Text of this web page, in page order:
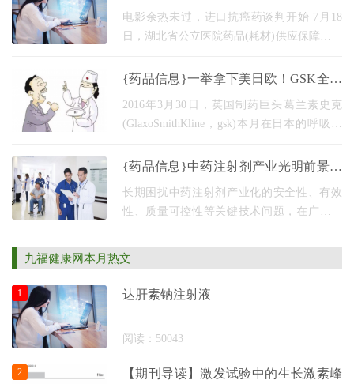
电影余热未过，进口抗癌药谈判开始 7月18
日，湖北省公立医院药品(耗材)供应保障综合
室关于印发2018年武汉市医疗机构部分进口
{药品信息}一举拿下美日欧！GSK全球
首个抗IL5单抗哮喘新药Nucala获批治疗
重度嗜
2016年3月30日，英国制药巨头葛兰素史克
(GlaxoSmithKline，gsk)本月在日本的呼吸管
准使用单克隆抗体珠单抗(mepolizumab，
{药品信息}中药注射剂产业光明前景可
期
长期困扰中药注射剂产业化的安全性、有效
性、质量可控性等关键技术问题，在广东制
同研究下，取得了重大突破。“中药注射剂产
品升级中
九福健康网本月热文
达肝素钠注射液
阅读：50043
1
【期刊导读】激发试验中的生长激素峰
2